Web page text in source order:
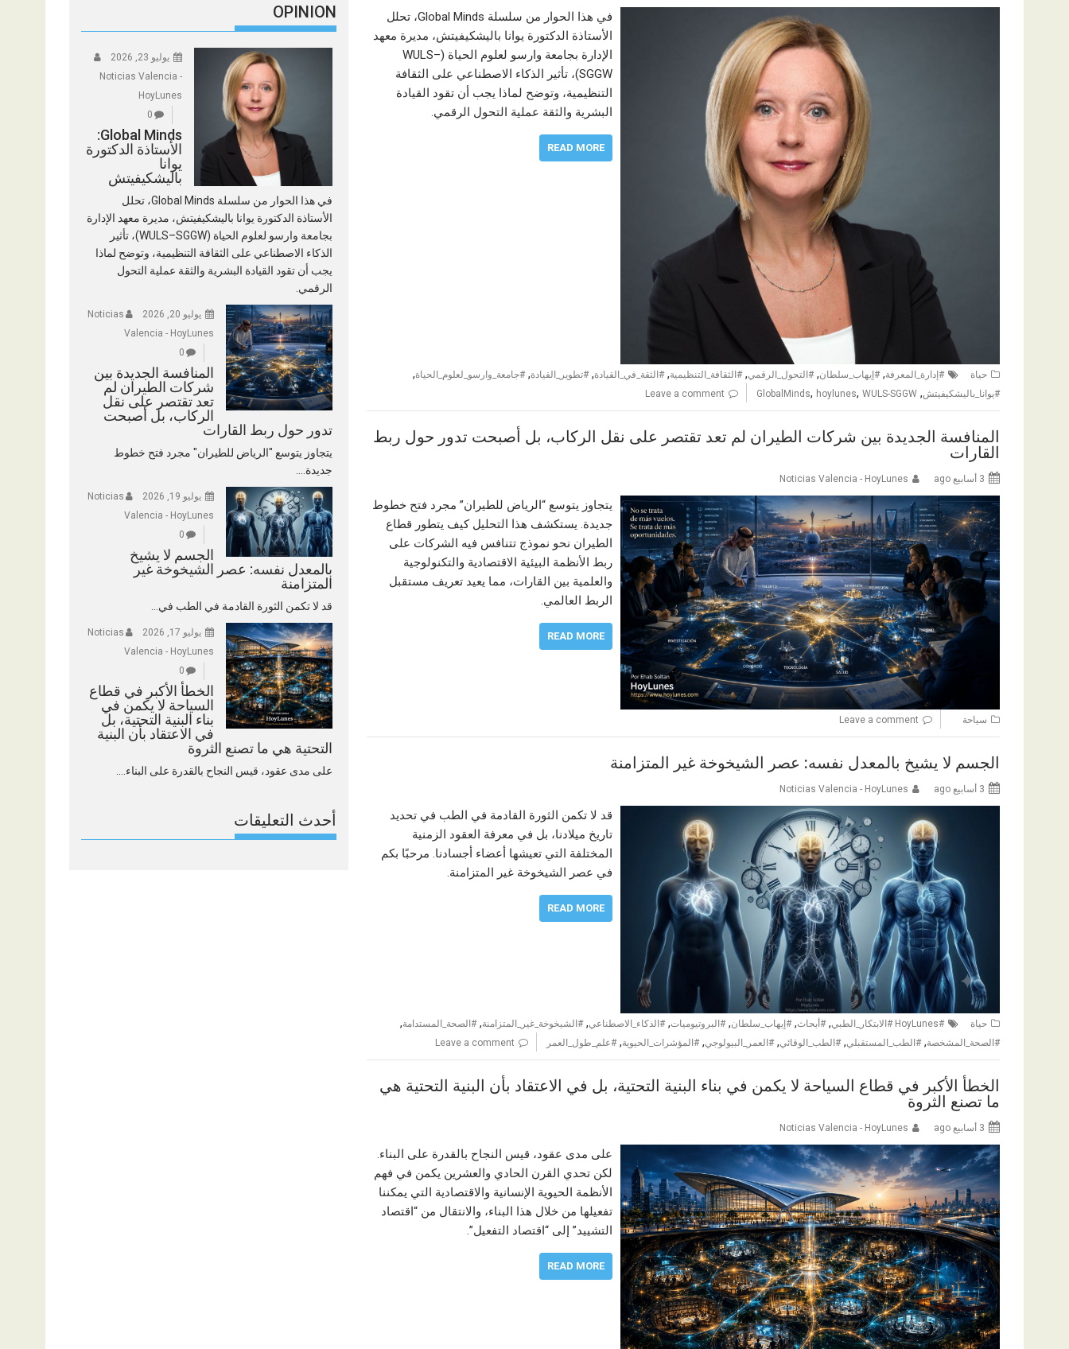
في هذا الحوار من سلسلة Global Minds، تحلل
الأستاذة الدكتورة يوانا باليشكيفيتش، مديرة معهد
الإدارة بجامعة وارسو لعلوم الحياة (WULS–
SGGW)، تأثير الذكاء الاصطناعي على الثقافة
التنظيمية، وتوضح لماذا يجب أن تقود القيادة
البشرية والثقة عملية التحول الرقمي.
READ MORE
حياة #إدارة_المعرفة,#إيهاب_سلطان,#التحول_الرقمي,#الثقافة_التنظيمية,#الثقة_في_القيادة,#تطوير_القيادة,#جامعة_وارسو_لعلوم_الحياة,
#يوانا_باليشكيفيتش,
GlobalMinds, hoylunes, WULS-SGGW
Leave a comment
المنافسة الجديدة بين شركات الطيران لم تعد تقتصر على نقل الركاب، بل أصبحت تدور حول ربط
القارات
3 أسابيع ago Noticias Valencia - HoyLunes
يتجاوز يتوسع “الرياض للطيران” مجرد فتح خطوط
جديدة. يستكشف هذا التحليل كيف يتطور قطاع
الطيران نحو نموذج تتنافس فيه الشركات على
ربط الأنظمة البيئية الاقتصادية والتكنولوجية
والعلمية بين القارات، مما يعيد تعريف مستقبل
الربط العالمي.
READ MORE
سياحة Leave a comment
الجسم لا يشيخ بالمعدل نفسه: عصر الشيخوخة غير المتزامنة
3 أسابيع ago Noticias Valencia - HoyLunes
قد لا تكمن الثورة القادمة في الطب في تحديد
تاريخ ميلادنا، بل في معرفة العقود الزمنية
المختلفة التي تعيشها أعضاء أجسادنا. مرحبًا بكم
في عصر الشيخوخة غير المتزامنة.
READ MORE
حياة #HoyLunes #الابتكار_الطبي ,#أبحاث,#إيهاب_سلطان,#البروتيوميات,#الذكاء_الاصطناعي,#الشيخوخة_غير_المتزامنة,#الصحة_المستدامة,
#الصحة_المشخصة,#الطب_المستقبلي,#الطب_الوقائي,#العمر_البيولوجي,#المؤشرات_الحيوية,#علم_طول_العمر Leave a comment
الخطأ الأكبر في قطاع السياحة لا يكمن في بناء البنية التحتية، بل في الاعتقاد بأن البنية التحتية هي
ما تصنع الثروة
3 أسابيع ago Noticias Valencia - HoyLunes
على مدى عقود، قيس النجاح بالقدرة على البناء.
لكن تحدي القرن الحادي والعشرين يكمن في فهم
الأنظمة الحيوية الإنسانية والاقتصادية التي يمكننا
تفعيلها من خلال هذا البناء، والانتقال من “اقتصاد
التشييد” إلى “اقتصاد التفعيل”.
READ MORE
OPINION
يوليو 23, 2026
Noticias Valencia -
HoyLunes
0
Global Minds:
الأستاذة الدكتورة
يوانا
باليشكيفيتش
في هذا الحوار من سلسلة Global Minds، تحلل
الأستاذة الدكتورة يوانا باليشكيفيتش، مديرة معهد الإدارة
بجامعة وارسو لعلوم الحياة (WULS–SGGW)، تأثير
الذكاء الاصطناعي على الثقافة التنظيمية، وتوضح لماذا
يجب أن تقود القيادة البشرية والثقة عملية التحول
الرقمي.
يوليو 20, 2026
Noticias
Valencia - HoyLunes
0
المنافسة الجديدة بين
شركات الطيران لم
تعد تقتصر على نقل
الركاب، بل أصبحت
تدور حول ربط القارات
يتجاوز يتوسع "الرياض للطيران" مجرد فتح خطوط
جديدة....
يوليو 19, 2026
Noticias
Valencia - HoyLunes
0
الجسم لا يشيخ
بالمعدل نفسه: عصر الشيخوخة غير
المتزامنة
قد لا تكمن الثورة القادمة في الطب في...
يوليو 17, 2026
Noticias
Valencia - HoyLunes
0
الخطأ الأكبر في قطاع
السياحة لا يكمن في
بناء البنية التحتية، بل
في الاعتقاد بأن البنية
التحتية هي ما تصنع الثروة
على مدى عقود، قيس النجاح بالقدرة على البناء....
أحدث التعليقات